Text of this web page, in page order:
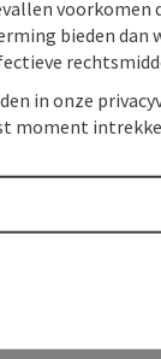
voorkomen
bieden
in onze
moment